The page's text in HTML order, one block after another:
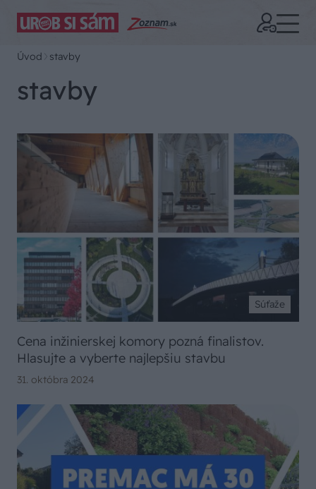
Úvod stavby
stavby
Súťaže
Cena inžinierskej komory pozná finalistov.
Hlasujte a vyberte najlepšiu stavbu
31. októbra 2024